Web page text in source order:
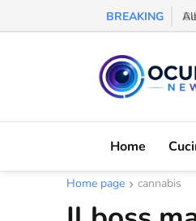
BREAKING
Home
Home page cannabis